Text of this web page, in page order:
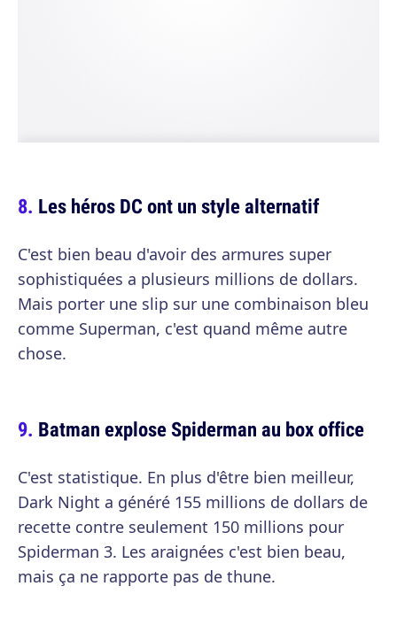
Les héros DC ont un style alternatif
C'est bien beau d'avoir des armures super
sophistiquées a plusieurs millions de dollars.
Mais porter une slip sur une combinaison bleu
comme Superman, c'est quand même autre
chose.
Batman explose Spiderman au box office
C'est statistique. En plus d'être bien meilleur,
Dark Night a généré 155 millions de dollars de
recette contre seulement 150 millions pour
Spiderman 3. Les araignées c'est bien beau,
mais ça ne rapporte pas de thune.